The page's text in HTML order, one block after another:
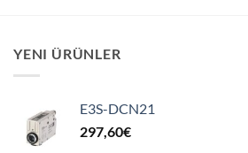
YENI ÜRÜNLER
E3S-DCN21
297,60€